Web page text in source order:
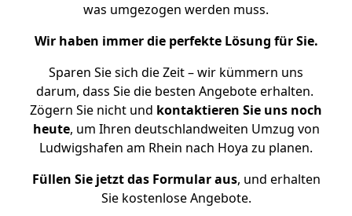
was umgezogen werden muss.
Wir haben immer die perfekte Lösung für Sie.
Sparen Sie sich die Zeit – wir kümmern uns
darum, dass Sie die besten Angebote erhalten.
Zögern Sie nicht und kontaktieren Sie uns noch
heute, um Ihren deutschlandweiten Umzug von
Ludwigshafen am Rhein nach Hoya zu planen.
Füllen Sie jetzt das Formular aus, und erhalten
Sie kostenlose Angebote.